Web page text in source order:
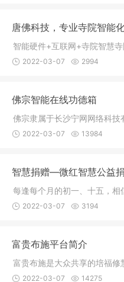
唐佛科技，专业寺院智能
智能硬件+互联网+寺院智慧
2022-03-07 2994
佛宗智能在线功德箱
佛宗隶属于长沙宁网网络科
2022-03-07 13984
智慧捐赠—微红智慧公益
每逢每个月的初一、十五，
2022-03-07 3194
富贵布施平台简介
富贵布施是大众共享的培福
2022-03-07 14275